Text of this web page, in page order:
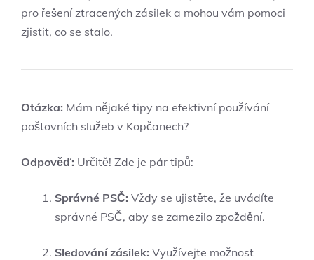
pro řešení ztracených zásilek a mohou vám pomoci
zjistit, co se stalo.
Otázka: Mám nějaké tipy na efektivní používání
poštovních služeb v Kopčanech?
Odpověď: Určitě! Zde je pár tipů:
Správné PSČ: Vždy se ujistěte, že uvádíte
správné PSČ, aby se zamezilo zpoždění.
Sledování zásilek: Využívejte možnost